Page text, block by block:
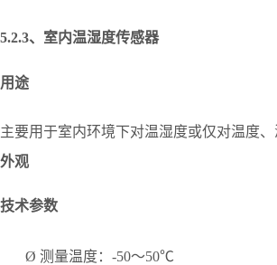
5.2.3、 室内温湿度传感器
用途
主要用于室内环境下对温湿度或仅对温度、
外观
技术参数
Ø 测量温度： -50～50℃